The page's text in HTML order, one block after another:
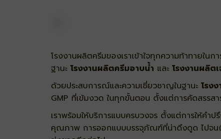
โรงงานผลิตครีมของเราเข้าใจทุกความท้าทายใ
ฐานะ โรงงานผลิตครีมอาบน้ำ และ โรงงานผลิต
ด้วยประสบการณ์และความเชี่ยวชาญในฐานะ โรง
GMP ที่เข้มงวด ในทุกขั้นตอน ตั้งแต่การคัดสรรส
เราพร้อมให้บริการแบบครบวงจร ตั้งแต่การให้คำ
คุณภาพ การออกแบบบรรจุภัณฑ์ที่น่าดึงดูด ไปจน